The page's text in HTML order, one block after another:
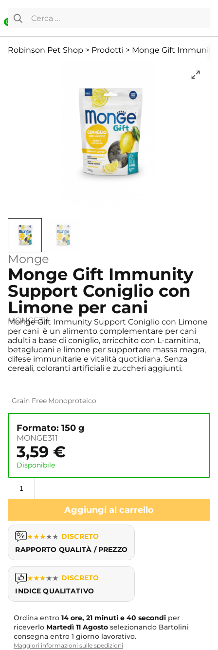
0
Ricerca per:
Robinson Pet Shop > Prodotti > Monge Gift Immunity
Monge
Monge Gift Immunity
Support Coniglio con
Limone per cani
MONGE311
Monge Gift Immunity Support Coniglio con Limone
per cani è un alimento complementare per cani
adulti a base di coniglio, arricchito con L-carnitina,
betaglucani e limone per supportare massa magra,
difese immunitarie e vitalità quotidiana. Senza
cereali, coloranti artificiali e zuccheri aggiunti.
Grain Free Monoproteico
Formato: 150 g
MONGE311
3,59 €
Disponibile
Aggiungi al carrello
★★★★★ DISCRETO
RAPPORTO QUALITÀ / PREZZO
★★★★★ DISCRETO
INDICE QUALITATIVO
Ordina entro 14 ore, 21 minuti e 39 secondiper
riceverlo Martedì 11 Agosto selezionando Bartolini
consegna entro 1 giorno lavorativo.
Maggiori informazioni sulle spedizioni